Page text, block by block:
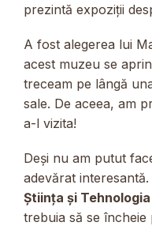
prezintă expoziții
A fost alegerea lui
acest muzeu se
treceam pe lângă
sale. De aceea, am
a-l vizita!
Deși nu am putut
adevărat
Știința și
trebuia să se încheie